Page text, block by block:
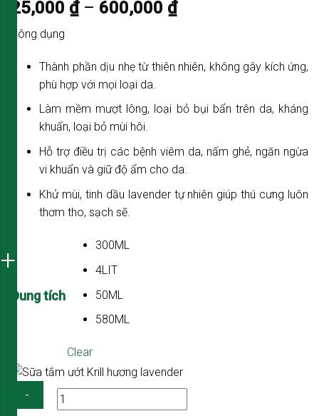
25,000 ₫– 600,000 ₫
Công dụng
Thành phần dịu nhẹ từ thiên nhiên, không gây kích ứng,
phù hợp với mọi loại da.
Làm mềm mượt lông, loại bỏ bụi bẩn trên da, kháng
khuẩn, loại bỏ mùi hôi.
Hỗ trợ điều trị các bệnh viêm da, nấm ghẻ, ngăn ngừa
vi khuẩn và giữ độ ẩm cho da.
Khử mùi, tinh dầu lavender tự nhiên giúp thú cưng luôn
thơm tho, sạch sẽ.
Dung tích
300ML
4LIT
50ML
580ML
Clear